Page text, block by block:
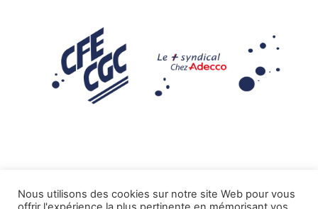
Nous utilisons des cookies sur notre site Web pour vous